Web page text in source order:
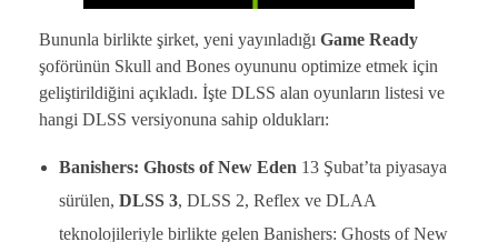
Bununla birlikte şirket, yeni yayınladığı Game Ready
şoförünün Skull and Bones oyununu optimize etmek için
geliştirildiğini açıkladı. İşte DLSS alan oyunların listesi ve
hangi DLSS versiyonuna sahip oldukları:
Banishers: Ghosts of New Eden 13 Şubat’ta piyasaya
sürülen, DLSS 3, DLSS 2, Reflex ve DLAA
teknolojileriyle birlikte gelen Banishers: Ghosts of New